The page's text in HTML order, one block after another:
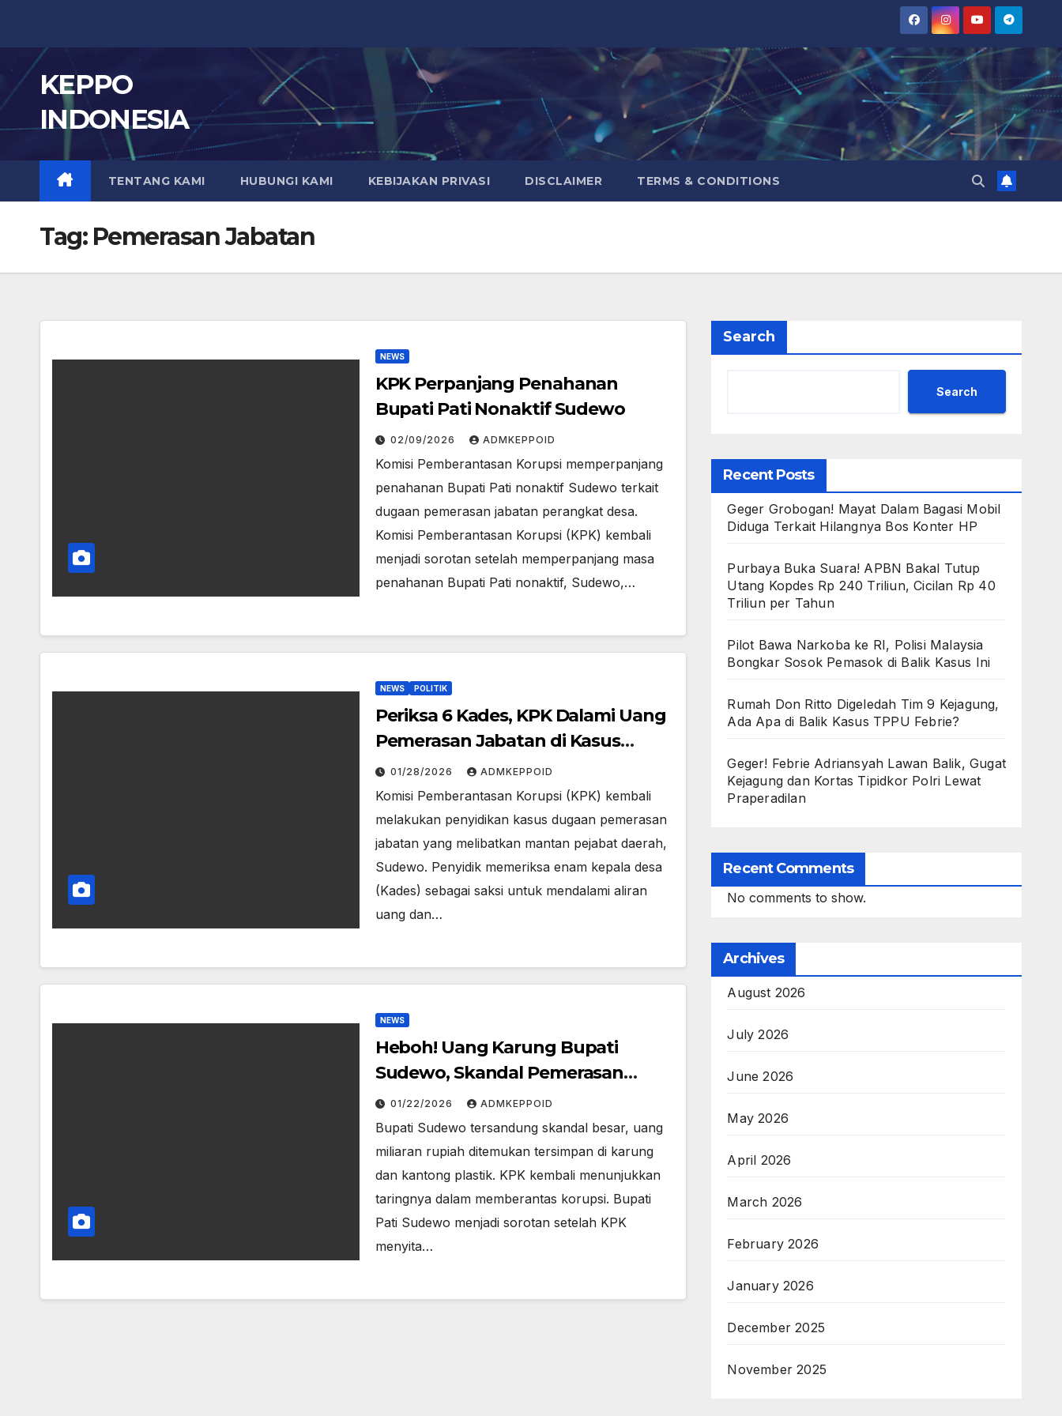
content
KEPPO
INDONESIA
TENTANG KAMI HUBUNGI KAMI KEBIJAKAN PRIVASI DISCLAIMER TERMS & CONDITIONS
Tag: Pemerasan Jabatan
NEWS
KPK Perpanjang Penahanan
Bupati Pati Nonaktif Sudewo
02/09/2026 ADMKEPPOID
Komisi Pemberantasan Korupsi memperpanjang
penahanan Bupati Pati nonaktif Sudewo terkait
dugaan pemerasan jabatan perangkat desa.
Komisi Pemberantasan Korupsi (KPK) kembali
menjadi sorotan setelah memperpanjang masa
penahanan Bupati Pati nonaktif, Sudewo,…
NEWS POLITIK
Periksa 6 Kades, KPK Dalami Uang
Pemerasan Jabatan di Kasus
Sudewo
01/28/2026 ADMKEPPOID
Komisi Pemberantasan Korupsi (KPK) kembali
melakukan penyidikan kasus dugaan pemerasan
jabatan yang melibatkan mantan pejabat daerah,
Sudewo. Penyidik memeriksa enam kepala desa
(Kades) sebagai saksi untuk mendalami aliran
uang dan…
NEWS
Heboh! Uang Karung Bupati
Sudewo, Skandal Pemerasan
Terkuak!
01/22/2026 ADMKEPPOID
Bupati Sudewo tersandung skandal besar, uang
miliaran rupiah ditemukan tersimpan di karung
dan kantong plastik. KPK kembali menunjukkan
taringnya dalam memberantas korupsi. Bupati
Pati Sudewo menjadi sorotan setelah KPK
menyita…
Search
Search
Recent Posts
Geger Grobogan! Mayat Dalam Bagasi Mobil
Diduga Terkait Hilangnya Bos Konter HP
Purbaya Buka Suara! APBN Bakal Tutup
Utang Kopdes Rp 240 Triliun, Cicilan Rp 40
Triliun per Tahun
Pilot Bawa Narkoba ke RI, Polisi Malaysia
Bongkar Sosok Pemasok di Balik Kasus Ini
Rumah Don Ritto Digeledah Tim 9 Kejagung,
Ada Apa di Balik Kasus TPPU Febrie?
Geger! Febrie Adriansyah Lawan Balik, Gugat
Kejagung dan Kortas Tipidkor Polri Lewat
Praperadilan
Recent Comments
No comments to show.
Archives
August 2026
July 2026
June 2026
May 2026
April 2026
March 2026
February 2026
January 2026
December 2025
November 2025